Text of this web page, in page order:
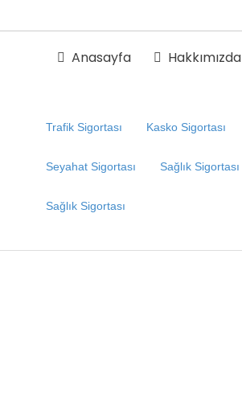
Anasayfa Hakkımızda
Trafik Sigortası Kasko Sigortası
Seyahat Sigortası Sağlık Sigortası
Sağlık Sigortası